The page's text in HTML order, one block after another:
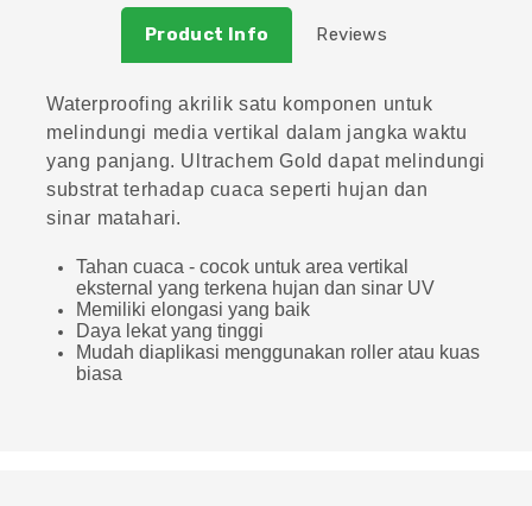
Scaffolding
Konstruksi
Atap & Lantai
Cat dan Kimia
Saniter
Product Info Reviews
Waterproofing akrilik satu komponen untuk
melindungi media vertikal dalam jangka waktu
yang panjang. Ultrachem Gold dapat melindungi
substrat terhadap cuaca seperti hujan dan
sinar matahari.
Tahan cuaca - cocok untuk area vertikal
eksternal yang terkena hujan dan sinar UV
Memiliki elongasi yang baik
Daya lekat yang tinggi
Mudah diaplikasi menggunakan roller atau kuas
biasa